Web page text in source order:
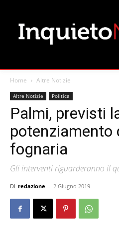
Home Altre Notizie
Altre Notizie Politica
Palmi, previsti
potenziamento
fognaria
Gli interventi riguarderanno il
Di redazione - 2 Giugno 2019